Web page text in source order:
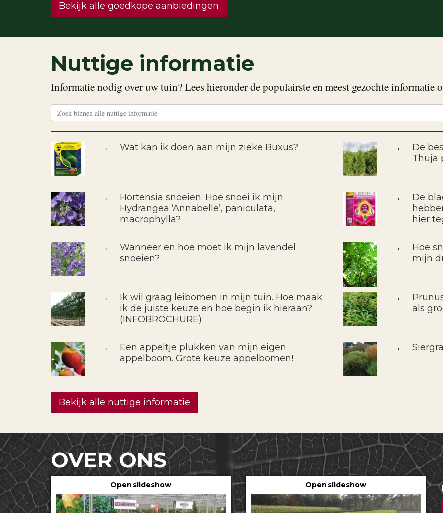
Bekijk alle goedkope aanbiedingen
Nuttige informatie
Informatie nodig over uw tuin? Lees hieronder de populairste en meest gezochte informatie
→ Wat kan ik doen aan mijn zieke Buxus? →
De
Thuja
→
Hortensia snoeien. Hoe snoei ik mijn
Hydrangea ‘Annabelle’, paniculata,
macrophylla?
→
De
hier
→
Wanneer en hoe moet ik mijn lavendel
snoeien?
→
Hoe
mijn
→
Ik wil graag leibomen in mijn tuin. Hoe maak
ik de juiste keuze en hoe begin ik hieraan?
(INFOBROCHURE)
→
als
→
Een appeltje plukken van mijn eigen
appelboom. Grote keuze appelbomen!
→
Bekijk alle nuttige informatie
OVER ONS
Open slideshow Open slideshow